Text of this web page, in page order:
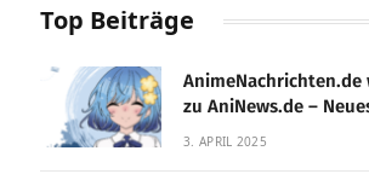
Top Beiträge
AnimeNachrichten.de
zu AniNews.de –
Design, gewohnte
3. APRIL 2025